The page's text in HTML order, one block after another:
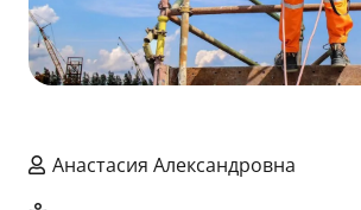
Анастасия Александровна